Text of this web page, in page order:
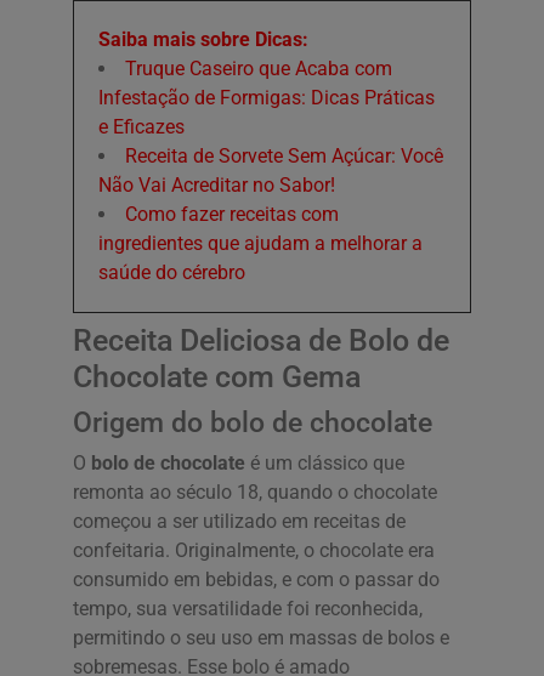
Saiba mais sobre Dicas:
Truque Caseiro que Acaba com
Infestação de Formigas: Dicas Práticas
e Eficazes
Receita de Sorvete Sem Açúcar: Você
Não Vai Acreditar no Sabor!
Como fazer receitas com
ingredientes que ajudam a melhorar a
saúde do cérebro
Receita Deliciosa de Bolo de
Chocolate com Gema
Origem do bolo de chocolate
O bolo de chocolate é um clássico que
remonta ao século 18, quando o chocolate
começou a ser utilizado em receitas de
confeitaria. Originalmente, o chocolate era
consumido em bebidas, e com o passar do
tempo, sua versatilidade foi reconhecida,
permitindo o seu uso em massas de bolos e
sobremesas. Esse bolo é amado